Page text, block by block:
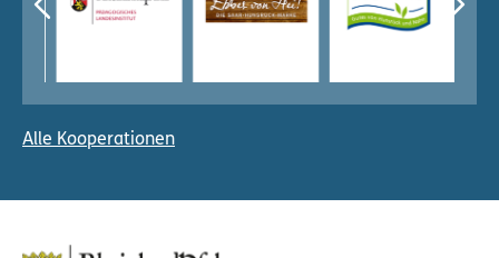
Alle Kooperationen